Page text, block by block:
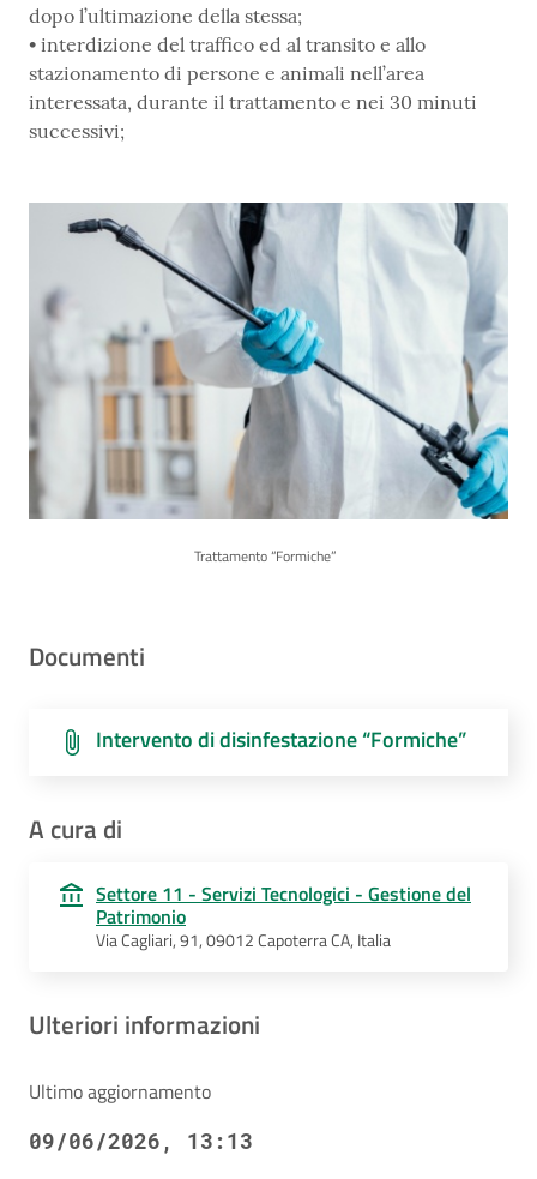
dopo l’ultimazione della stessa;
• interdizione del traffico ed al transito e allo
stazionamento di persone e animali nell’area
interessata, durante il trattamento e nei 30 minuti
successivi;
Trattamento “Formiche”
Documenti
Intervento di disinfestazione “Formiche”
A cura di
Settore 11 - Servizi Tecnologici - Gestione del
Patrimonio
Via Cagliari, 91, 09012 Capoterra CA, Italia
Ulteriori informazioni
Ultimo aggiornamento
09/06/2026, 13:13